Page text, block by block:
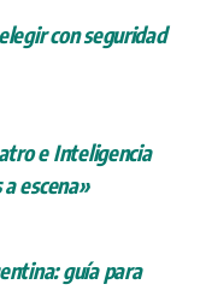
con seguridad
e Inteligencia
escena»
guía para